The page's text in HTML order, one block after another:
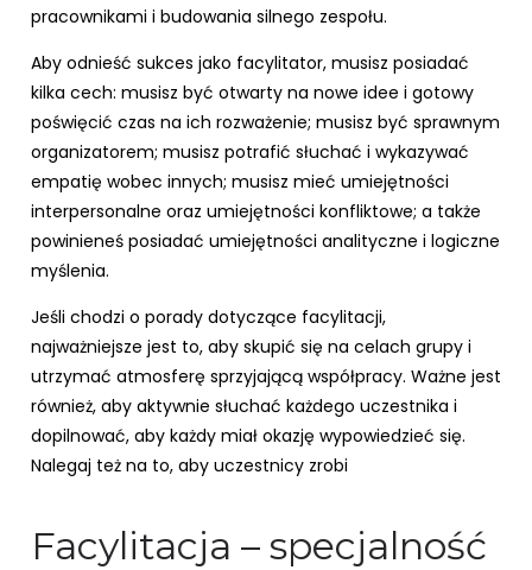
pracownikami i budowania silnego zespołu.
Aby odnieść sukces jako facylitator, musisz posiadać
kilka cech: musisz być otwarty na nowe idee i gotowy
poświęcić czas na ich rozważenie; musisz być sprawnym
organizatorem; musisz potrafić słuchać i wykazywać
empatię wobec innych; musisz mieć umiejętności
interpersonalne oraz umiejętności konfliktowe; a także
powinieneś posiadać umiejętności analityczne i logiczne
myślenia.
Jeśli chodzi o porady dotyczące facylitacji,
najważniejsze jest to, aby skupić się na celach grupy i
utrzymać atmosferę sprzyjającą współpracy. Ważne jest
również, aby aktywnie słuchać każdego uczestnika i
dopilnować, aby każdy miał okazję wypowiedzieć się.
Nalegaj też na to, aby uczestnicy zrobi
Facylitacja – specjalność